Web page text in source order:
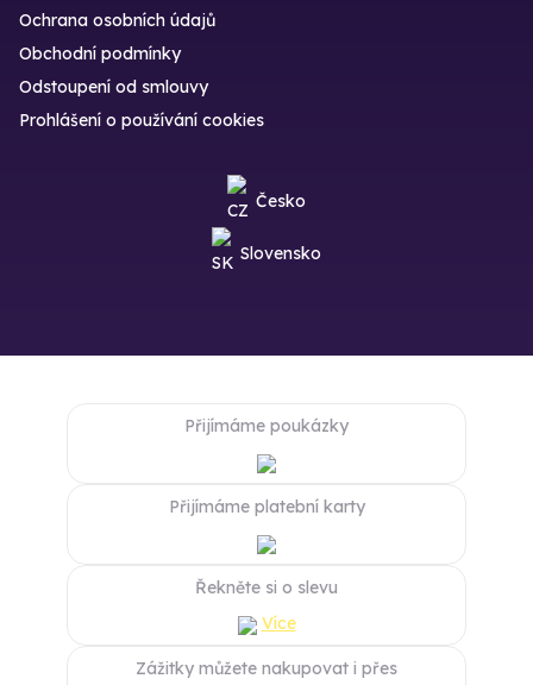
Ochrana osobních údajů
Obchodní podmínky
Odstoupení od smlouvy
Prohlášení o používání cookies
Česko
Slovensko
Přijímáme poukázky
Přijímáme platební karty
Řekněte si o slevu
Více
Zážitky můžete nakupovat i přes